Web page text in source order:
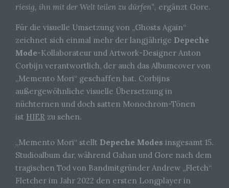
riesig, ihn mit der Welt teilen zu dürfen“, ergänzt Gore.
Für die visuelle Umsetzung von „Ghosts Again“
zeichnet sich einmal mehr der langjährige Depeche
Mode-Kollaborateur und Artwork-Designer Anton
Corbijn verantwortlich, der auch das Albumcover von
„Memento Mori“ geschaffen hat. Corbijns
außergewöhnliche visuelle Übersetzung in
nüchternen und doch satten Monochrom-Tönen
ist HIER zu sehen.
„Memento Mori“ stellt Depeche Modes insgesamt 15.
Studioalbum dar, während Gahan und Gore nach dem
tragischen Tod von Bandmitgründer Andrew „Fletch“
Fletcher im Jahr 2022 den ersten Longplayer in